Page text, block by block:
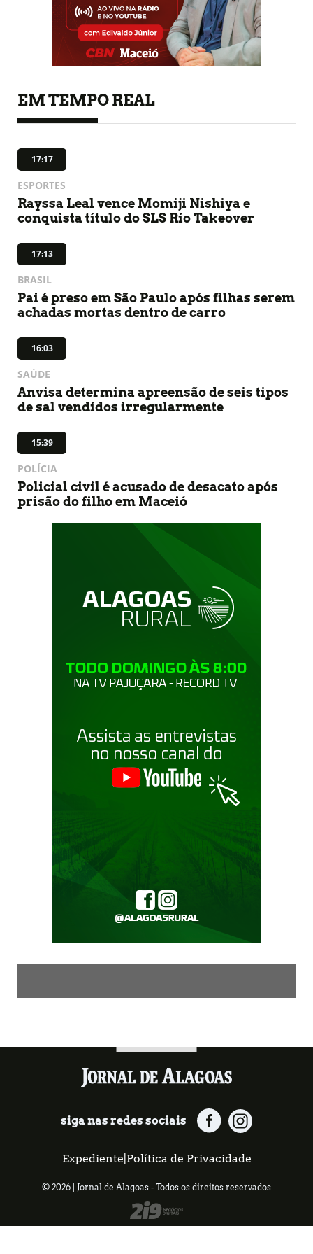
EM TEMPO REAL
17:17
ESPORTES
Rayssa Leal vence Momiji Nishiya e
conquista título do SLS Rio Takeover
17:13
BRASIL
Pai é preso em São Paulo após filhas serem
achadas mortas dentro de carro
16:03
SAÚDE
Anvisa determina apreensão de seis tipos
de sal vendidos irregularmente
15:39
POLÍCIA
Policial civil é acusado de desacato após
prisão do filho em Maceió
siga nas redes sociais
Expediente Política de Privacidade
© 2026 | Jornal de Alagoas - Todos os direitos reservados